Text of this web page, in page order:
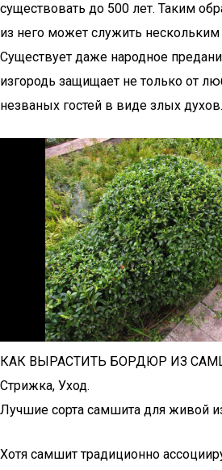
существовать до 500 лет. Таким
из него может служить
Существует даже народное
изгородь защищает не только от
незваных гостей в виде злых духов.
КАК ВЫРАСТИТЬ БОРДЮР ИЗ
Стрижка, Уход.
Лучшие сорта самшита для живой
Хотя самшит традиционно